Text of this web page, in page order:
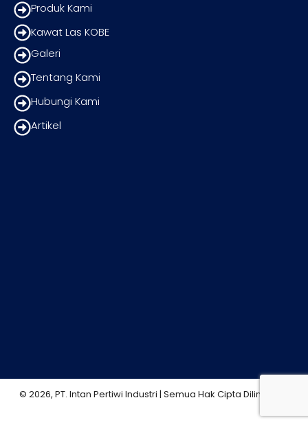
Produk Kami
Kawat Las KOBE
Galeri
Tentang Kami
Hubungi Kami
Artikel
© 2026, PT. Intan Pertiwi Industri | Semua Hak Cipta Dilindungi.